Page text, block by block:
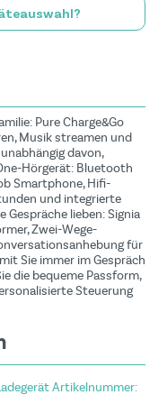
Pure Charge&Go
Musik streamen und
davon,
Hörgerät: Bluetooth
Smartphone, Hifi-
und integrierte
Gespräche lieben: Signia
Zwei-Wege-
für
Sie immer im Gespräch
die bequeme Passform,
Steuerung
Artikelnummer: